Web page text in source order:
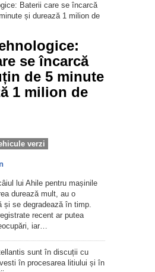
se încarcă
de 5 minute
1 milion de
verzi
lui Ahile pentru mașinile
durează mult, au o
și se degradează în timp.
recent ar putea
iar…